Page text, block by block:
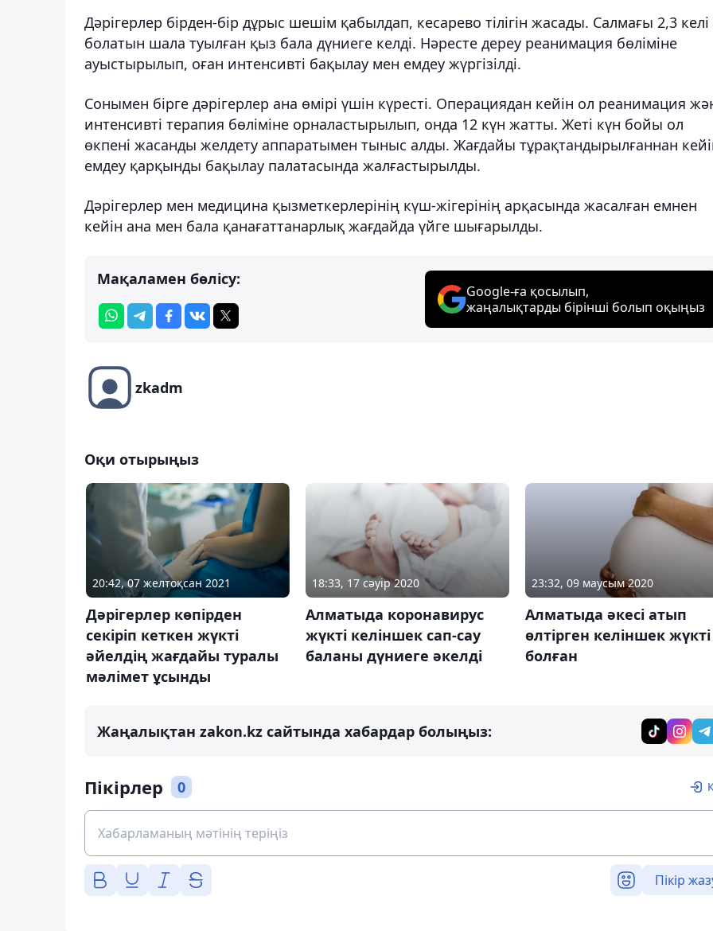
Дәрігерлер бірден-бір дұрыс шешім қабылдап, кесарево тілігін жасады. Салмағы 2,3 келі
болатын шала туылған қыз бала дүниеге келді. Нәресте дереу реанимация бөліміне
ауыстырылып, оған интенсивті бақылау мен емдеу жүргізілді.
Сонымен бірге дәрігерлер ана өмірі үшін күресті. Операциядан кейін ол реанимация
интенсивті терапия бөліміне орналастырылып, онда 12 күн жатты. Жеті күн бойы ол
өкпені жасанды желдету аппаратымен тыныс алды. Жағдайы тұрақтандырылғаннан
емдеу қарқынды бақылау палатасында жалғастырылды.
Дәрігерлер мен медицина қызметкерлерінің күш-жігерінің арқасында жасалған емнен
кейін ана мен бала қанағаттанарлық жағдайда үйге шығарылды.
Мақаламен бөлісу:
Google-ға қосылып,
жаңалықтарды бірінші болып оқыңыз
zkadm
Оқи отырыңыз
20:42, 07 желтоқсан 2021
Дәрігерлер көпірден
секіріп кеткен жүкті
әйелдің жағдайы туралы
мәлімет ұсынды
18:33, 17 сәуір 2020
Алматыда коронавирус
жүкті келіншек сап-сау
баланы дүниеге әкелді
23:32, 09 маусым 2020
Алматыда әкесі атып
өлтірген келіншек жүкті
болған
Жаңалықтан zakon.kz сайтында хабардар болыңыз:
Пікірлер 0
Пікір